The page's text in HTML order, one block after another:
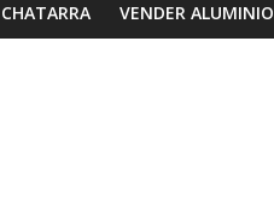
VENDER ALUMINIO